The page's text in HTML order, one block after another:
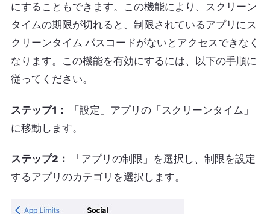
にすることもできます。この機能により、スクリーン
タイムの期限が切れると、制限されているアプリにス
クリーンタイム パスコードがないとアクセスできなく
なります。この機能を有効にするには、以下の手順に
従ってください。
ステップ1：
「設定」アプリの「スクリーンタイム」
に移動します。
ステップ2：
「アプリの制限」を選択し、制限を設定
するアプリのカテゴリを選択します。